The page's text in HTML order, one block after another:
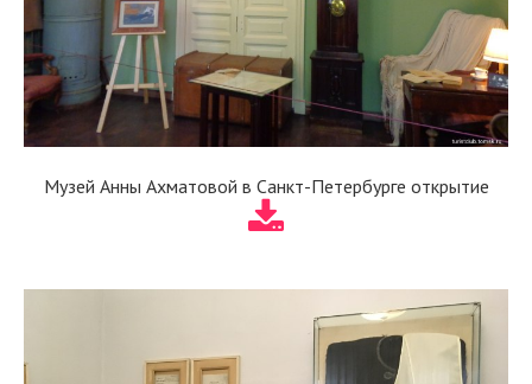
Музей Анны Ахматовой в Санкт-Петербурге открытие